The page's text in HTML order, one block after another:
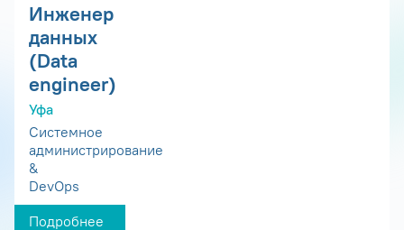
Инженер
данных
(Data
engineer)
Уфа
Системное
администрирование
&
DevOps
Подробнее